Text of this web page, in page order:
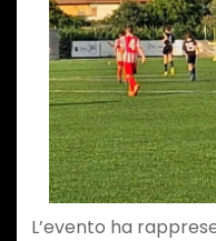
L’evento ha